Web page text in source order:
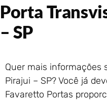
Porta
– SP
Quer mais informações
Pirajui – SP? Você já
Favaretto Portas